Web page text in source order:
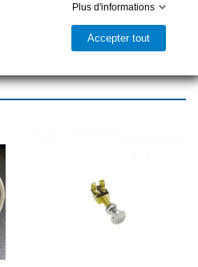
Plus d'informations
Accepter tout